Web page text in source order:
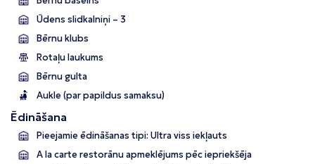
Ūdens slidkalniņi – 3
Bērnu klubs
Rotaļu laukums
Bērnu gulta
Aukle (par papildus samaksu)
Ēdināšana
Pieejamie ēdināšanas tipi: Ultra viss iekļauts
A la carte restorānu apmeklējums pēc iepriekšēja